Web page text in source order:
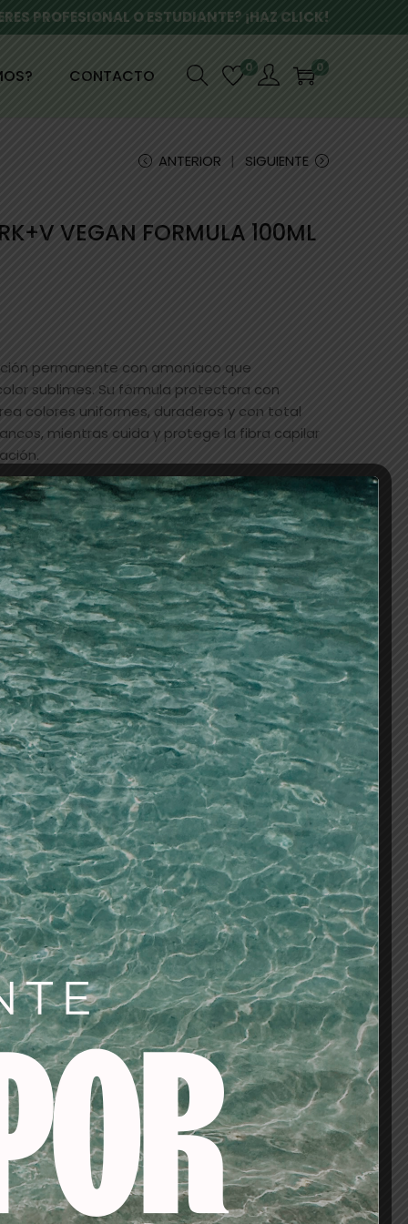
PROFESIONAL O ESTUDIANTE? ¡HAZ CLICK!
CONTACTO 0 0
ANTERIOR SIGUIENTE
VEGAN FORMULA 100ML
permanente con amoníaco que
sublimes. Su fórmula protectora con
colores uniformes, duraderos y con total
mientras cuida y protege la fibra capilar
AL CARRITO
baño de color/oxigenadas,VEGANO